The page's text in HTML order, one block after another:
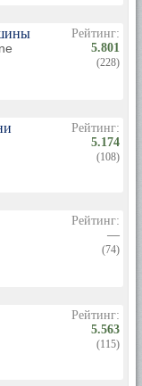
Рейтинг:
5.801
(228)
Рейтинг:
5.174
(108)
Рейтинг:
—
(74)
Рейтинг:
5.563
(115)